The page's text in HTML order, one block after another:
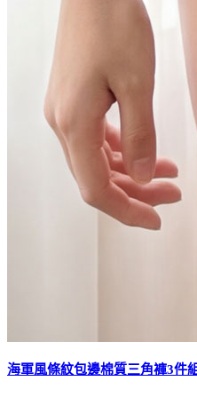
海軍風條紋包邊棉質三角褲3件